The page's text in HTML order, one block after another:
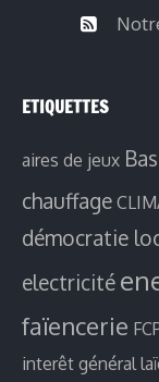
ETIQUETTES
aires de jeux
chauffage
démocratie
electricité
faïencerie
interêt général